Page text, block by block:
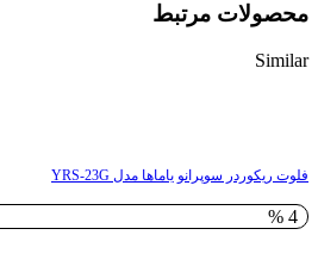
محصولات مرتبط
Similar
فلوت ریکوردر سوپرانو یاماها مدل YRS-23G
4 %